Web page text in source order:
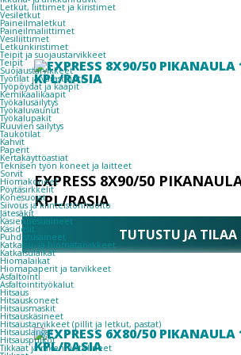
Letkut, liittimet ja kiristimet
Vesiletkut
Paineilmaletkut
Paineilmaliittimet
Vesiliittimet
Letkunkiristimet
Teipit ja suojaustarvikkeet
Teipit
Suojaustarvikkeet
Työtilat ja varastointi
Työpöydät ja kaapit
Kemikaalikaapit
Työkalusäilytys
Työkaluvaunut
Työkalupakit
Ruuvien säilytys
Taukotilat
Kahvit
Paperit
Kertakäyttöastiat
Teknisen työn koneet ja laitteet
Sorvit
Hiomakoneet
Pöytäsirkkelit
Konesuojat
Siivous ja kiinteistönhuolto
Jätesäkit
Käsienpesuaineet
Käsidesit
Puhdistusaineet
Katkaisu- ja hiomatarvikkeet
Katkaisulaikat
Hiomalaikat
Hiomapaperit ja tarvikkeet
Asfaltointi
Asfaltointityökalut
Hitsaus
Hitsauskoneet
Hitsausmaskit
Hitsauskäsineet
Hitsaustarvikkeet (pillit ja letkut, pastat)
Hitsauslangat
Hitsauspuikot
Tikkaat ja rakennustelineet
EXPRESS 8X90/50
KPL/RASIA
TUTUSTU JA TILAA